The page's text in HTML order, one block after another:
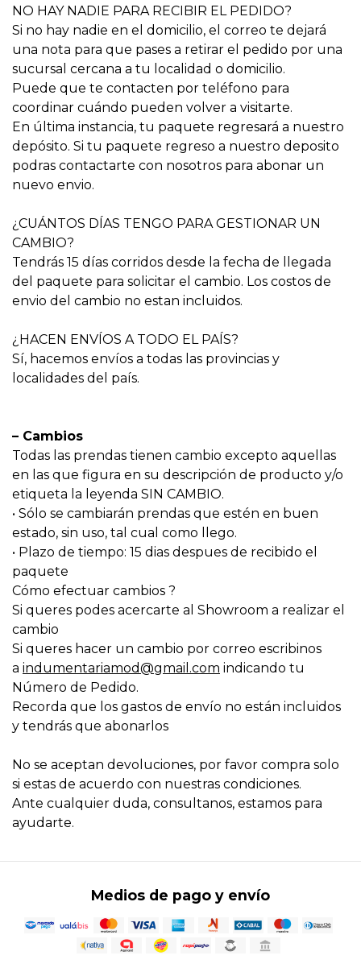
NO HAY NADIE PARA RECIBIR EL PEDIDO?
Si no hay nadie en el domicilio, el correo te dejará
una nota para que pases a retirar el pedido por una
sucursal cercana a tu localidad o domicilio.
Puede que te contacten por teléfono para
coordinar cuándo pueden volver a visitarte.
En última instancia, tu paquete regresará a nuestro
depósito. Si tu paquete regreso a nuestro deposito
podras contactarte con nosotros para abonar un
nuevo envio.
¿CUÁNTOS DÍAS TENGO PARA GESTIONAR UN
CAMBIO?
Tendrás 15 días corridos desde la fecha de llegada
del paquete para solicitar el cambio. Los costos de
envio del cambio no estan incluidos.
¿HACEN ENVÍOS A TODO EL PAÍS?
Sí, hacemos envíos a todas las provincias y
localidades del país.
– Cambios
Todas las prendas tienen cambio excepto aquellas
en las que figura en su descripción de producto y/o
etiqueta la leyenda SIN CAMBIO.
• Sólo se cambiarán prendas que estén en buen
estado, sin uso, tal cual como llego.
• Plazo de tiempo: 15 dias despues de recibido el
paquete
Cómo efectuar cambios ?
Si queres podes acercarte al Showroom a realizar el
cambio
Si queres hacer un cambio por correo escribinos
a indumentariamod@gmail.com indicando tu
Número de Pedido.
Recorda que los gastos de envío no están incluidos
y tendrás que abonarlos
No se aceptan devoluciones, por favor compra solo
si estas de acuerdo con nuestras condiciones.
Ante cualquier duda, consultanos, estamos para
ayudarte.
Medios de pago y envío